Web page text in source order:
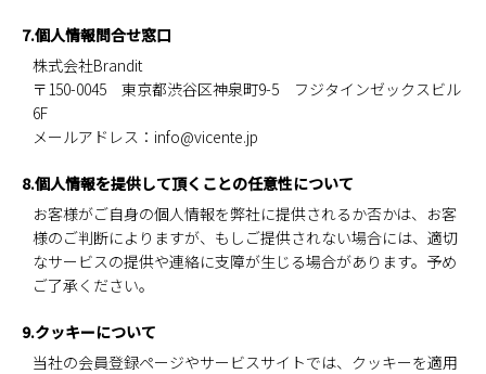
7.個人情報問合せ窓口
株式会社Brandit
〒150-0045 東京都渋谷区神泉町9-5 フジタインゼックスビル
6F
メールアドレス：info@vicente.jp
8.個人情報を提供して頂くことの任意性について
お客様がご自身の個人情報を弊社に提供されるか否かは、お客
様のご判断によりますが、もしご提供されない場合には、適切
なサービスの提供や連絡に支障が生じる場合があります。予め
ご了承ください。
9.クッキーについて
当社の会員登録ページやサービスサイトでは、クッキーを適用